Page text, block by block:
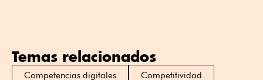
Temas relacionados
Competencias digitales Competitividad